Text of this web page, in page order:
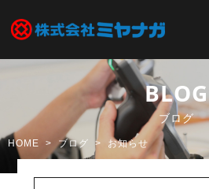
BLOG
ブログ
HOME ブログ お知らせ